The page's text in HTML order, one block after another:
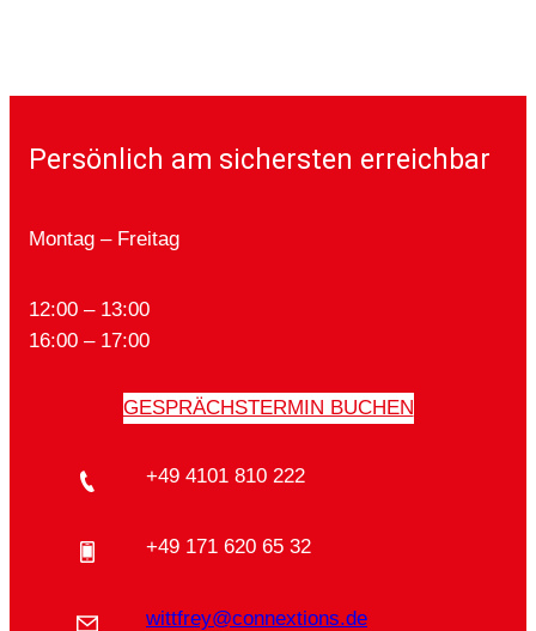
Persönlich am sichersten erreichbar
Montag – Freitag
12:00 – 13:00
16:00 – 17:00
GESPRÄCHSTERMIN BUCHEN
+49 4101 810 222
+49 171 620 65 32
wittfrey@connextions.de